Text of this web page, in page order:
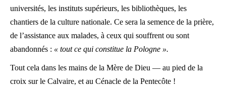
universités, les instituts supérieurs, les bibliothèques, les
chantiers de la culture nationale. Ce sera la semence de la prière,
de l’assistance aux malades, à ceux qui souffrent ou sont
abandonnés : « tout ce qui constitue la Pologne ».
Tout cela dans les mains de la Mère de Dieu — au pied de la
croix sur le Calvaire, et au Cénacle de la Pentecôte !